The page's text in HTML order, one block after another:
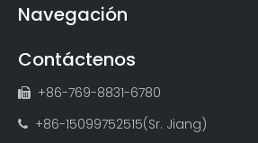
Navegación
Contáctenos
 +86-769-8831-6780
 +86-15099752515(Sr. Jiang)